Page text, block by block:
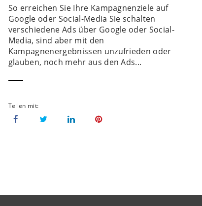
So erreichen Sie Ihre Kampagnenziele auf
Google oder Social-Media Sie schalten
verschiedene Ads über Google oder Social-
Media, sind aber mit den
Kampagnenergebnissen unzufrieden oder
glauben, noch mehr aus den Ads...